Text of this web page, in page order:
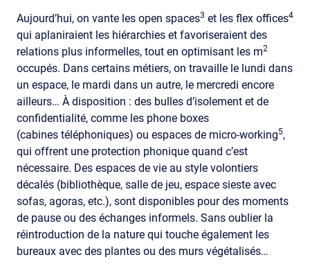
Aujourd’hui, on vante les open spaces3 et les flex offices4
qui aplaniraient les hiérarchies et favoriseraient des
relations plus informelles, tout en optimisant les m2
occupés. Dans certains métiers, on travaille le lundi dans
un espace, le mardi dans un autre, le mercredi encore
ailleurs… À disposition : des bulles d’isolement et de
confidentialité, comme les phone boxes
(cabines téléphoniques) ou espaces de micro-working5,
qui offrent une protection phonique quand c’est
nécessaire. Des espaces de vie au style volontiers
décalés (bibliothèque, salle de jeu, espace sieste avec
sofas, agoras, etc.), sont disponibles pour des moments
de pause ou des échanges informels. Sans oublier la
réintroduction de la nature qui touche également les
bureaux avec des plantes ou des murs végétalisés…